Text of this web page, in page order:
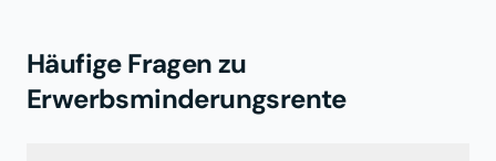
Häufige Fragen zu
Erwerbsminderungsrente